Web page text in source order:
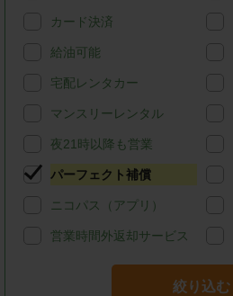
カード決済
給油可能
宅配レンタカー
マンスリーレンタル
夜21時以降も営業
パーフェクト補償
ニコパス（アプリ）
営業時間外返却サービス
絞り込む